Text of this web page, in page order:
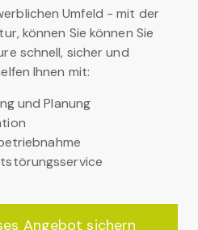
Umfeld - mit der
können Sie können Sie
schnell, sicher und
Ihnen mit:
und Planung
Angebot sichern